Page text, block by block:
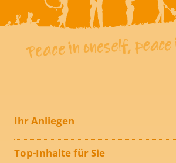
Ihr Anliegen
Top-Inhalte für Sie